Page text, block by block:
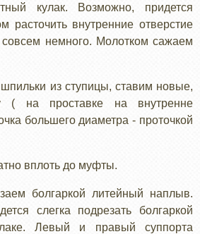
кулак. Возможно, придется
расточить внутренние отверстие
совсем немного. Молотком сажаем
из ступицы, ставим новые,
( на проставке на внутренне
большего диаметра - проточкой
вплоть до муфты.
болгаркой литейный наплыв.
слегка подрезать болгаркой
Левый и правый суппорта